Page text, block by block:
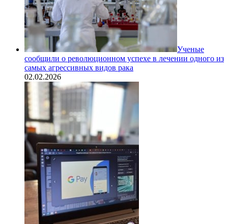
Ученые
сообщили о революционном успехе в лечении одного из
самых агрессивных видов рака
02.02.2026